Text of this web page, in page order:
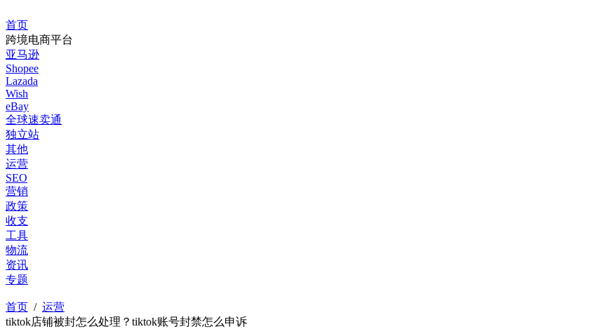
首页
跨境电商平台
亚马逊
Shopee
Lazada
Wish
eBay
全球速卖通
独立站
其他
运营
SEO
营销
政策
收支
工具
物流
资讯
专题
首页 / 运营
tiktok店铺被封怎么处理？tiktok账号封禁怎么申诉